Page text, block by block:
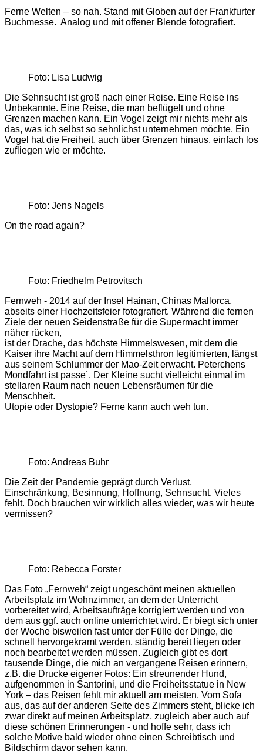
Ferne Welten – so nah. Stand mit Globen auf der Frankfurter
Buchmesse. Analog und mit offener Blende fotografiert.
Foto: Lisa Ludwig
Die Sehnsucht ist groß nach einer Reise. Eine Reise ins
Unbekannte. Eine Reise, die man beflügelt und ohne
Grenzen machen kann. Ein Vogel zeigt mir nichts mehr als
das, was ich selbst so sehnlichst unternehmen möchte. Ein
Vogel hat die Freiheit, auch über Grenzen hinaus, einfach los
zufliegen wie er möchte.
Foto: Jens Nagels
On the road again?
Foto: Friedhelm Petrovitsch
Fernweh - 2014 auf der Insel Hainan, Chinas Mallorca,
abseits einer Hochzeitsfeier fotografiert. Während die fernen
Ziele der neuen Seidenstraße für die Supermacht immer
näher rücken,
ist der Drache, das höchste Himmelswesen, mit dem die
Kaiser ihre Macht auf dem Himmelsthron legitimierten, längst
aus seinem Schlummer der Mao-Zeit erwacht. Peterchens
Mondfahrt ist passe´. Der Kleine sucht vielleicht einmal im
stellaren Raum nach neuen Lebensräumen für die
Menschheit.
Utopie oder Dystopie? Ferne kann auch weh tun.
Foto: Andreas Buhr
Die Zeit der Pandemie geprägt durch Verlust,
Einschränkung, Besinnung, Hoffnung, Sehnsucht. Vieles
fehlt. Doch brauchen wir wirklich alles wieder, was wir heute
vermissen?
Foto: Rebecca Forster
Das Foto „Fernweh“ zeigt ungeschönt meinen aktuellen
Arbeitsplatz im Wohnzimmer, an dem der Unterricht
vorbereitet wird, Arbeitsaufträge korrigiert werden und von
dem aus ggf. auch online unterrichtet wird. Er biegt sich unter
der Woche bisweilen fast unter der Fülle der Dinge, die
schnell hervorgekramt werden, ständig bereit liegen oder
noch bearbeitet werden müssen. Zugleich gibt es dort
tausende Dinge, die mich an vergangene Reisen erinnern,
z.B. die Drucke eigener Fotos: Ein streunender Hund,
aufgenommen in Santorini, und die Freiheitsstatue in New
York – das Reisen fehlt mir aktuell am meisten. Vom Sofa
aus, das auf der anderen Seite des Zimmers steht, blicke ich
zwar direkt auf meinen Arbeitsplatz, zugleich aber auch auf
diese schönen Erinnerungen - und hoffe sehr, dass ich
solche Motive bald wieder ohne einen Schreibtisch und
Bildschirm davor sehen kann.